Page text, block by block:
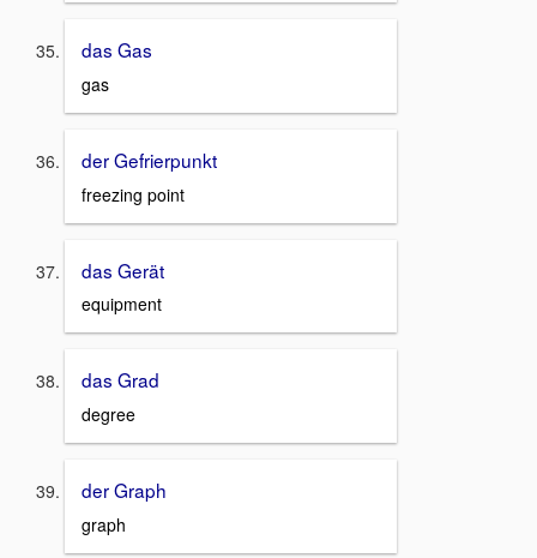
das Gas
gas
der Gefrierpunkt
freezing point
das Gerät
equipment
das Grad
degree
der Graph
graph